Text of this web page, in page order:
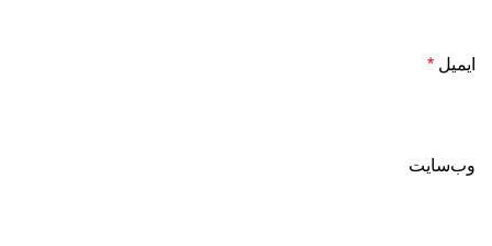
ایمیل *
وب‌سایت